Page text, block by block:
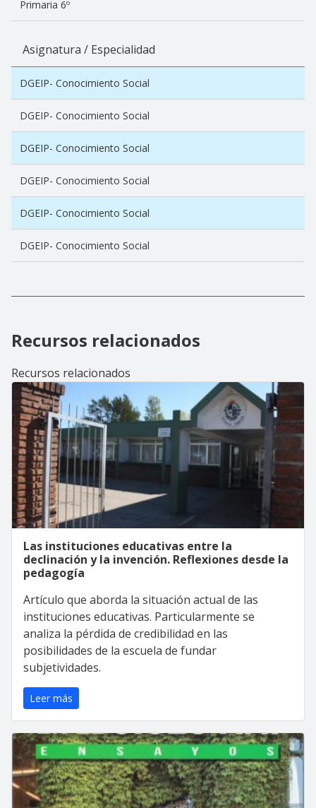
Primaria 6º
Asignatura / Especialidad
DGEIP- Conocimiento Social
DGEIP- Conocimiento Social
DGEIP- Conocimiento Social
DGEIP- Conocimiento Social
DGEIP- Conocimiento Social
DGEIP- Conocimiento Social
Recursos relacionados
Recursos relacionados
Las instituciones educativas entre la
declinación y la invención. Reflexiones desde la
pedagogía
Artículo que aborda la situación actual de las
instituciones educativas. Particularmente se
analiza la pérdida de credibilidad en las
posibilidades de la escuela de fundar
subjetividades.
Leer más